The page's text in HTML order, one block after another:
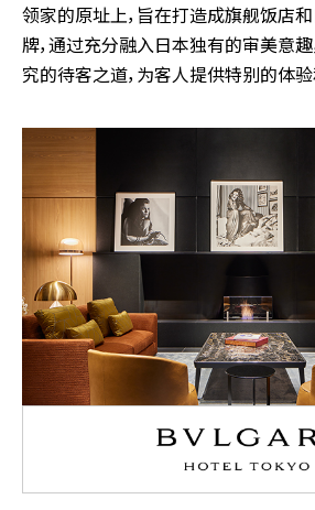
领家的原址上，旨在打造成旗舰饭店
牌，通过充分融入日本独有的审美意
究的待客之道，为客人提供特别的体验